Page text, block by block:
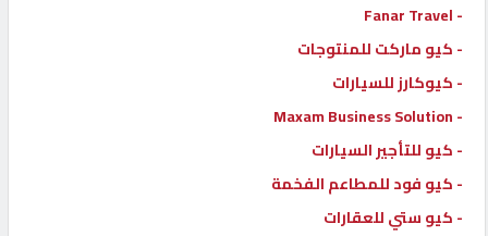
- Fanar Travel
- كيو ماركت للمنتوجات
- كيوكارز للسيارات
- Maxam Business Solution
- كيو للتأجير السيارات
- كيو فود للمطاعم الفخمة
- كيو ستي للعقارات